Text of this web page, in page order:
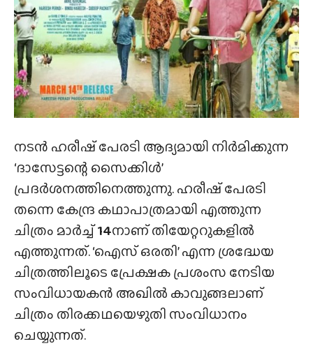
നടൻ ഹരീഷ് പേരടി ആദ്യമായി നിർമിക്കുന്ന
‘ദാസേട്ടന്റെ സൈക്കിൾ’
പ്രദർശനത്തിനെത്തുന്നു. ഹരീഷ് പേരടി
തന്നെ കേന്ദ്ര കഥാപാത്രമായി എത്തുന്ന
ചിത്രം മാർച്ച്14നാണ് തിയേറ്ററുകളിൽ
എത്തുന്നത്. ‘ഐസ് ഒരതി’ എന്ന ശ്രദ്ധേയ
ചിത്രത്തിലൂടെ പ്രേക്ഷക പ്രശംസ നേടിയ
സംവിധായകൻ അഖിൽ കാവുങ്ങലാണ്
ചിത്രം തിരക്കഥയെഴുതി സംവിധാനം
ചെയ്യുന്നത്.